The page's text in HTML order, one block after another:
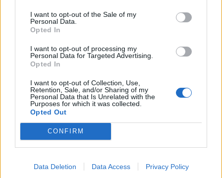
I want to opt-out of the Sale of my
Personal Data.
Opted In
I want to opt-out of processing my
Personal Data for Targeted Advertising.
Opted In
I want to opt-out of Collection, Use,
Retention, Sale, and/or Sharing of my
Personal Data that Is Unrelated with the
Purposes for which it was collected.
Opted Out
CONFIRM
Data Deletion Data Access Privacy Policy
Populaires
Ce cancer mortel explose chez les personnes nées après 1980 : le
symptôme à repérer
Je suis cardiologue et voici le seul chocolat que je valide : c’est le
meilleur pour le cœur
1.8k views